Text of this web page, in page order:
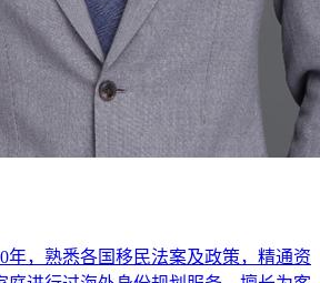
年，熟悉各国移民法案及政策，精通资